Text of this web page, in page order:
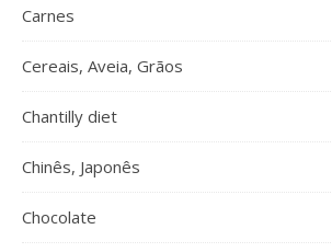
Carnes
Cereais, Aveia, Grãos
Chantilly diet
Chinês, Japonês
Chocolate